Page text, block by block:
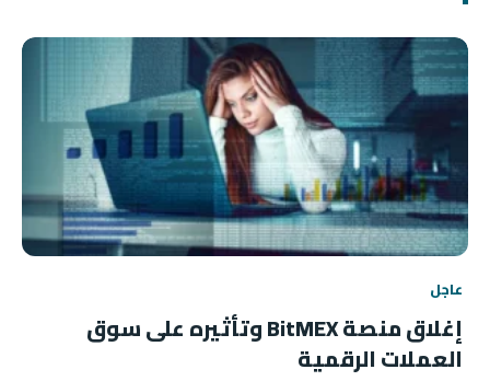
عاجل
إغلاق منصة BitMEX وتأثيره على سوق
العملات الرقمية